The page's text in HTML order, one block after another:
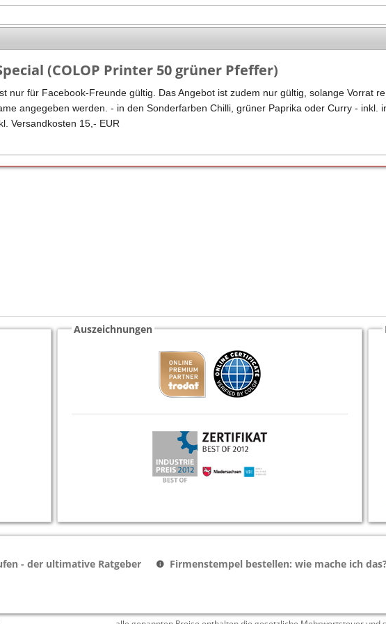
Geocaching-Stempel
Lehrerstempel
Kinderstempel
(COLOP Printer 50 grüner Pfeffer)
nur für Facebook-Freunde gültig. Das Angebot ist zudem nur gültig, solange Vorrat
angegeben werden. - in den Sonderfarben Chilli, grüner Paprika oder Curry - inkl.
Versandkosten 15,- EUR
Auszeichnungen
- der ultimative Ratgeber Firmenstempel bestellen: wie mache ich